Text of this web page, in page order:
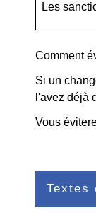
Les
Comment
Si un
l'avez déjà
Vous
Textes